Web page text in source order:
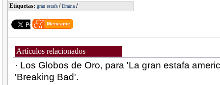
Etiquetas: gran estafa/Drama/
Artículos relacionados
· Los Globos de Oro, para 'La gran estafa
'Breaking Bad'.